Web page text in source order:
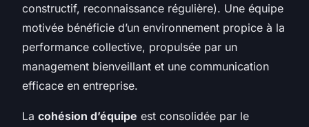
constructif, reconnaissance régulière). Une équipe
motivée bénéficie d’un environnement propice à la
performance collective, propulsée par un
management bienveillant et une communication
efficace en entreprise.
La cohésion d’équipe est consolidée par le